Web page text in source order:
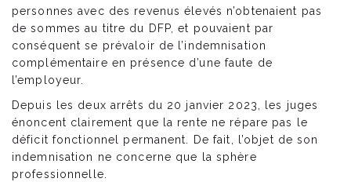
personnes avec des revenus élevés n’obtenaient pas
de sommes au titre du DFP, et pouvaient par
conséquent se prévaloir de l’indemnisation
complémentaire en présence d’une faute de
l’employeur.
Depuis les deux arrêts du 20 janvier 2023, les juges
énoncent clairement que la rente ne répare pas le
déficit fonctionnel permanent. De fait, l’objet de son
indemnisation ne concerne que la sphère
professionnelle.